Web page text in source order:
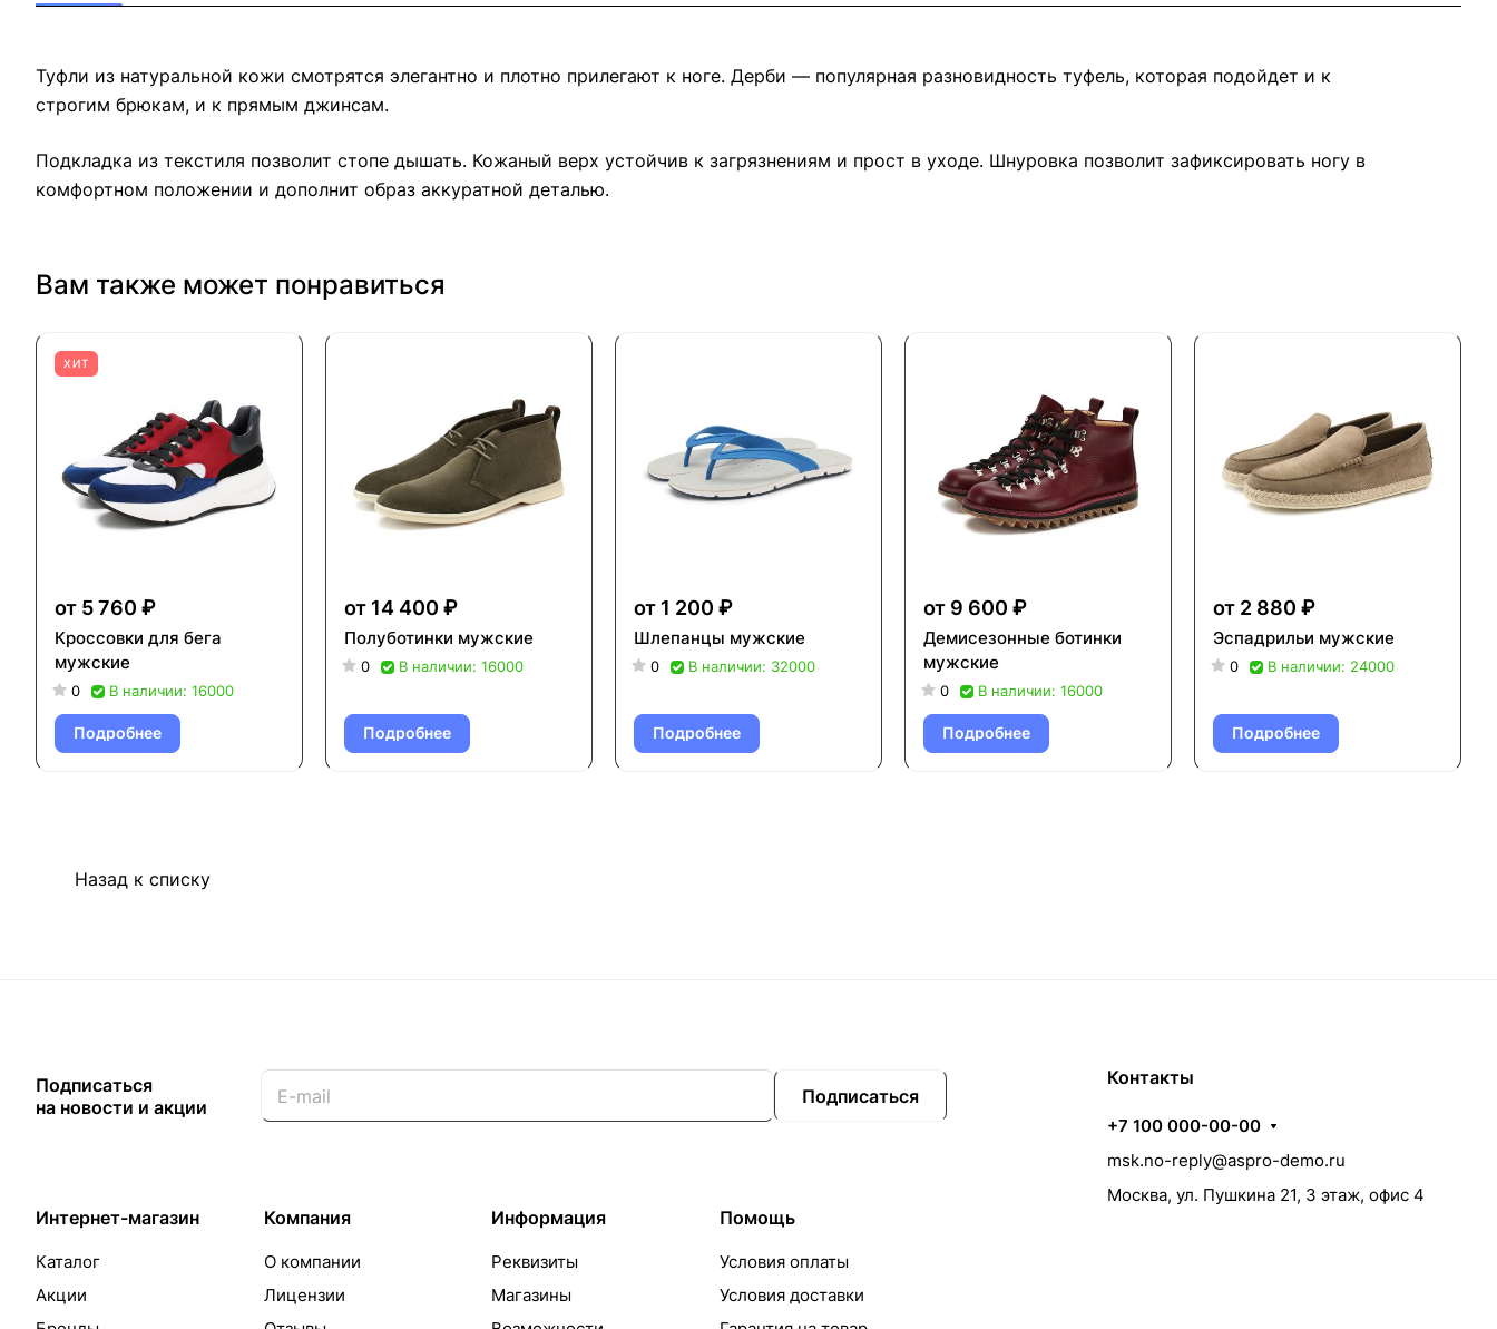
Туфли из натуральной кожи смотрятся элегантно и плотно прилегают к ноге. Дерби — популярная разновидность туфель, которая подойдет и к
строгим брюкам, и к прямым джинсам.
Подкладка из текстиля позволит стопе дышать. Кожаный верх устойчив к загрязнениям и прост в уходе. Шнуровка позволит зафиксировать ногу в
комфортном положении и дополнит образ аккуратной деталью.
Вам также может понравиться
ХИТ
от 5 760 ₽
Кроссовки для бега
мужские
0 В наличии: 16000
Подробнее
от 14 400 ₽
Полуботинки мужские
0 В наличии: 16000
Подробнее
от 1 200 ₽
Шлепанцы мужские
0 В наличии: 32000
Подробнее
от 9 600 ₽
Демисезонные ботинки
мужские
0 В наличии: 16000
Подробнее
от 2 880 ₽
Эспадрильи мужские
0 В наличии: 24000
Подробнее
Назад к списку
Подписаться
на новости и акции
Подписаться
Интернет-магазин
Каталог
Акции
Компания
О компании
Лицензии
Информация
Реквизиты
Магазины
Помощь
Условия оплаты
Условия доставки
Контакты
+7 100 000-00-00
msk.no-reply@aspro-demo.ru
Москва, ул. Пушкина 21, 3 этаж, офис 4